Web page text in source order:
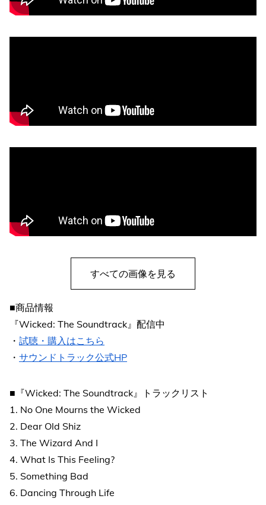
すべての画像を見る
■商品情報
『Wicked: The Soundtrack』配信中
・ 試聴・購入はこちら
・ サウンドトラック公式HP
■『Wicked: The Soundtrack』トラックリスト
1. No One Mourns the Wicked
2. Dear Old Shiz
3. The Wizard And I
4. What Is This Feeling?
5. Something Bad
6. Dancing Through Life